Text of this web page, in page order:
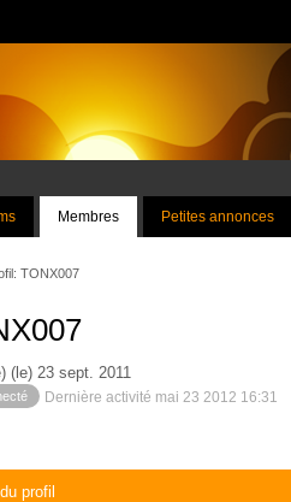
Membres Petites annonces
TONX007
(le) 23 sept. 2011
Dernière activité mai 23 2012 16:31
profil